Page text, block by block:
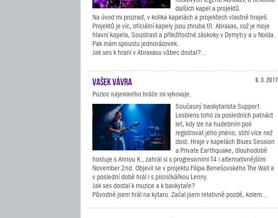
dalších kapel a projektů.
Na úvod mi prozraď, v kolika kapelách a projektech vlastně hraješ.
Projektů je víc, oficiální kapely jsou zhruba tři: Abraxas, což je moje
hlavní kapela, Soustrast a příležitostné záskoky v Dymytry a u Noida.
Pak mám spoustu jednorázovek.
Jak ses k hraní v Abraxasu vůbec dostal?...
6. 3. 2017
Vašek Vávra
Pozice nájemného hráče mi vyhovuje.
Současný baskytarista Support
Lesbiens toho za posledních patnáct
let, kdy lze na hudebním poli
registrovat jeho jméno, stihl více než
dost. Hraje v kapelách Blues Session
a Private Earthquake, dlouhodobě
hostuje s Annou K., zahrál si s progresivními T4 i alternativnějšími
November 2nd. Objevil se v projektu Filipa Benešovského The Wall a
v poslední době hrál i s písničkářkou Lenny.
Jak ses dostal k muzice a k baskytaře?
Původně jsem hrál na kytaru. Začal jsem relativně pozdě, kolem...